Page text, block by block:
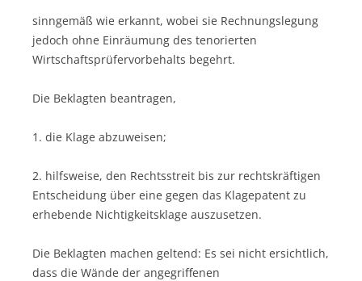
sinngemäß wie erkannt, wobei sie Rechnungslegung
jedoch ohne Einräumung des tenorierten
Wirtschaftsprüfervorbehalts begehrt.
Die Beklagten beantragen,
1. die Klage abzuweisen;
2. hilfsweise, den Rechtsstreit bis zur rechtskräftigen
Entscheidung über eine gegen das Klagepatent zu
erhebende Nichtigkeitsklage auszusetzen.
Die Beklagten machen geltend: Es sei nicht ersichtlich,
dass die Wände der angegriffenen